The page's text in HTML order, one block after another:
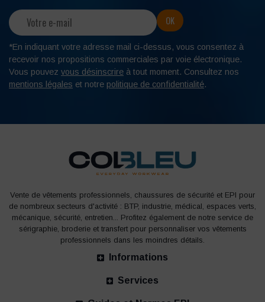
*En indiquant votre adresse mail ci-dessus, vous consentez à
recevoir nos propositions commerciales par voie électronique.
Vous pouvez vous désinscrire à tout moment. Consultez nos
mentions légales et notre politique de confidentialité.
Vente de vêtements professionnels, chaussures de sécurité et EPI pour
de nombreux secteurs d'activité : BTP, industrie, médical, espaces verts,
mécanique, sécurité, entretien... Profitez également de notre service de
sérigraphie, broderie et transfert pour personnaliser vos vêtements
professionnels dans les moindres détails.
Informations
Services